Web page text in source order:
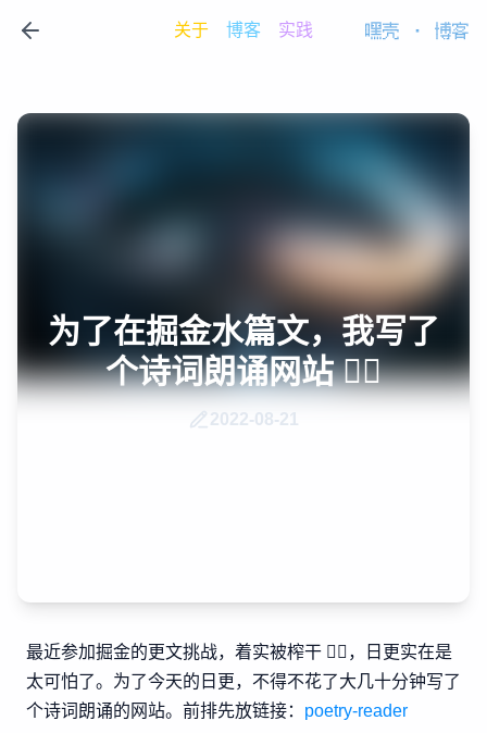
关于 博客 实践 嘿壳 · 博客
为了在掘金水篇文，我写了
个诗词朗诵网站 🤦‍♂️
2022-08-21
最近参加掘金的更文挑战，着实被榨干 🤦‍♂️，日更实在是
太可怕了。为了今天的日更，不得不花了大几十分钟写了
个诗词朗诵的网站。前排先放链接： poetry-reader